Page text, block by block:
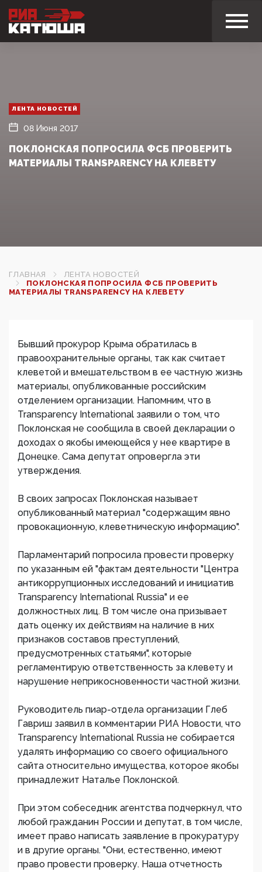
ЛЕНТА НОВОСТЕЙ
08 Июня 2017
ПОКЛОНСКАЯ ПОПРОСИЛА ФСБ ПРОВЕРИТЬ
МАТЕРИАЛЫ TRANSPARENCY НА КЛЕВЕТУ‍
ГЛАВНАЯ
ЛЕНТА НОВОСТЕЙ
ПОКЛОНСКАЯ ПОПРОСИЛА ФСБ ПРОВЕРИТЬ
МАТЕРИАЛЫ TRANSPARENCY НА КЛЕВЕТУ‍
Бывший прокурор Крыма обратилась в
правоохранительные органы, так как считает
клеветой и вмешательством в ее частную жизнь
материалы, опубликованные российским
отделением организации. Напомним, что в
Transparency International заявили о том, что
Поклонская не сообщила в своей декларации о
доходах о якобы имеющейся у нее квартире в
Донецке. Сама депутат опровергла эти
утверждения.
В своих запросах Поклонская называет
опубликованный материал "содержащим явно
провокационную, клеветническую информацию".
Парламентарий попросила провести проверку
по указанным ей "фактам деятельности "Центра
антикоррупционных исследований и инициатив
Transparency International Russia" и ее
должностных лиц. В том числе она призывает
дать оценку их действиям на наличие в них
признаков составов преступлений,
предусмотренных статьями", которые
регламентирую ответственность за клевету и
нарушение неприкосновенности частной жизни.
Руководитель пиар-отдела организации Глеб
Гавриш заявил в комментарии РИА Новости, что
Transparency International Russia не собирается
удалять информацию со своего официального
сайта относительно имущества, которое якобы
принадлежит Наталье Поклонской.
При этом собеседник агентства подчеркнул, что
любой гражданин России и депутат, в том числе,
имеет право написать заявление в прокуратуру
и в другие органы. "Они, естественно, имеют
право провести проверку. Наша отчетность